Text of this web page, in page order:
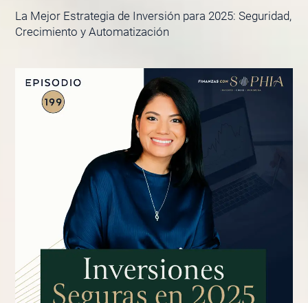
La Mejor Estrategia de Inversión para 2025: Seguridad,
Crecimiento y Automatización